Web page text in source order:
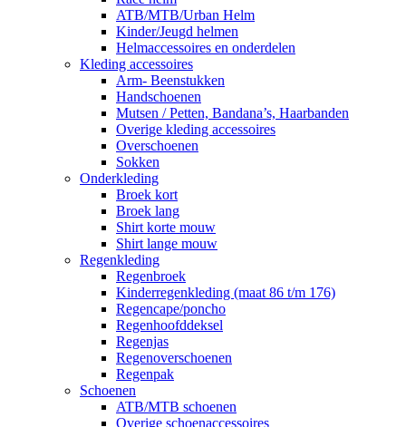
ATB/MTB/Urban Helm
Kinder/Jeugd helmen
Helmaccessoires en onderdelen
Kleding accessoires
Arm- Beenstukken
Handschoenen
Mutsen / Petten, Bandana’s, Haarbanden
Overige kleding accessoires
Overschoenen
Sokken
Onderkleding
Broek kort
Broek lang
Shirt korte mouw
Shirt lange mouw
Regenkleding
Regenbroek
Kinderregenkleding (maat 86 t/m 176)
Regencape/poncho
Regenhoofddeksel
Regenjas
Regenoverschoenen
Regenpak
Schoenen
ATB/MTB schoenen
Overige schoenaccessoires